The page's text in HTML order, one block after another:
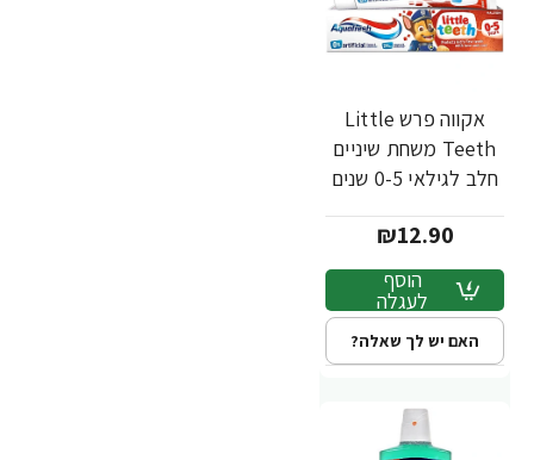
אקווה פרש Little
Teeth משחת שיניים
חלב לגילאי 0-5 שנים
₪12.90
הוסף
לעגלה
האם יש לך שאלה?